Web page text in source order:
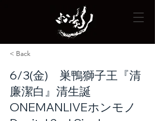
< Back
6/3(金) 巣鴨獅子王『清
廉潔白』清生誕
ONEMANLIVEホンモノ